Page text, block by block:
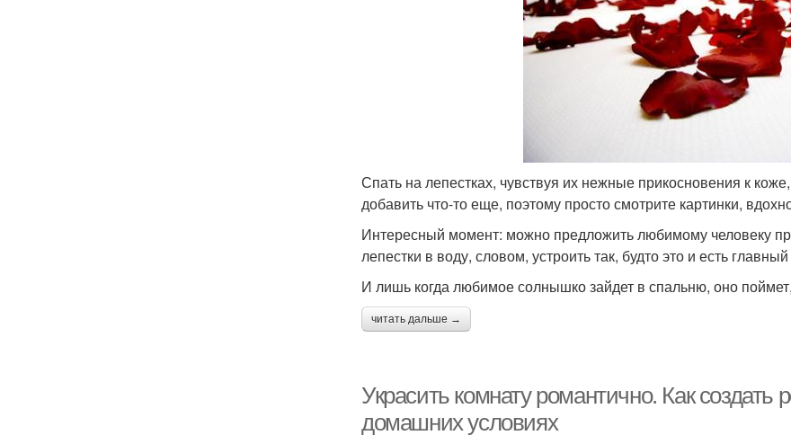
Спать на лепестках, чувствуя их нежные прикосновения к
добавить что-то еще, поэтому просто смотрите картинки,
Интересный момент: можно предложить любимому человеку
лепестки в воду, словом, устроить так, будто это и есть
И лишь когда любимое солнышко зайдет в спальню, оно
читать дальше →
Украсить комнату романтично. Как
домашних условиях